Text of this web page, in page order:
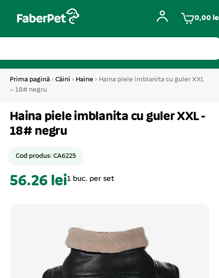
0,00
Prima pagină › Câini › Haine › Haina piele imblanita cu guler XXL
– 18# negru
Haina piele imblanita cu guler XXL -
18# negru
Cod produs: CA6225
56.26 lei1 buc. per set